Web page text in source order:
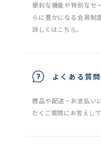
便利な機能や特別なセ
らに豊かになる会員制
詳しくはこちら。
よくある質
商品や配送・お支払い
だくご質問にお答えして